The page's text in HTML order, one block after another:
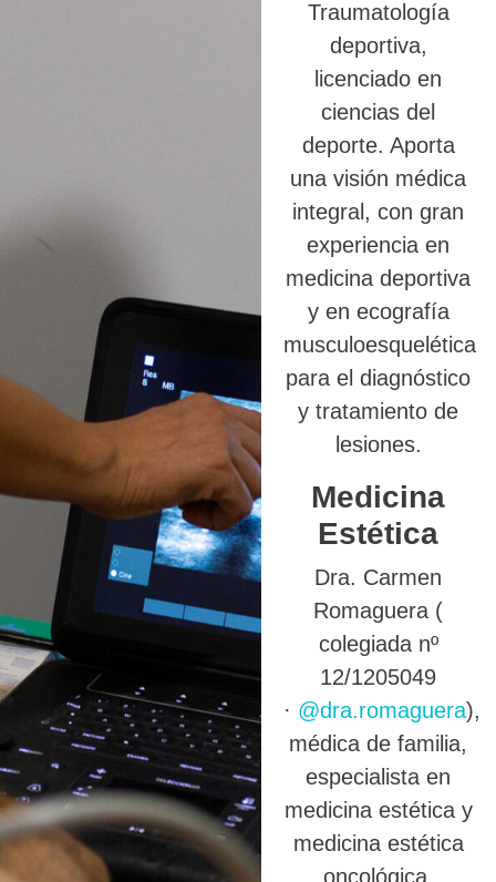
Traumatología
deportiva,
licenciado en
ciencias del
deporte. Aporta
una visión médica
integral, con gran
experiencia en
medicina deportiva
y en ecografía
musculoesquelética
para el diagnóstico
y tratamiento de
lesiones.
Medicina
Estética
Dra. Carmen
Romaguera (
colegiada nº
12/1205049
· @dra.romaguera),
médica de familia,
especialista en
medicina estética y
medicina estética
oncológica.